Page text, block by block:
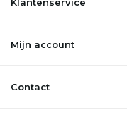
Mijn account
Contact